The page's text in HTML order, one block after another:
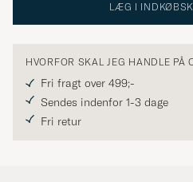
LÆG I
HVORFOR SKAL JEG HANDLE PÅ
Fri fragt over 499;-
Sendes indenfor 1-3 dage
Fri retur